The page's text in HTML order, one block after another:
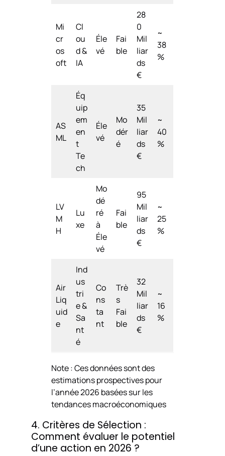
Mi
cr
os
oft
Cl
ou
d &
IA
Éle
vé
Fai
ble
28
0
Mil
liar
ds
€
~
38
%
AS
ML
Éq
uip
em
en
t
Te
ch
Éle
vé
Mo
dér
é
35
Mil
liar
ds
€
~
40
%
LV
M
H
Lu
xe
Mo
dé
ré
à
Éle
vé
Fai
ble
95
Mil
liar
ds
€
~
25
%
Air
Liq
uid
e
Ind
us
tri
e &
Sa
nt
é
Co
ns
ta
nt
Trè
s
Fai
ble
32
Mil
liar
ds
€
~
16
%
Note : Ces données sont des
estimations prospectives pour
l’année 2026 basées sur les
tendances macroéconomiques
4. Critères de Sélection :
Comment évaluer le potentiel
d’une action en 2026 ?